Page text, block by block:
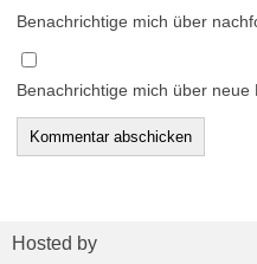
Benachrichtige mich über
Benachrichtige mich über neue
Hosted by